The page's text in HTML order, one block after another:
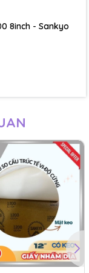
nhám đĩa có
tay, hoặc kết
dụng để đẩy
khi cần thiết.
8inch - Sankyo